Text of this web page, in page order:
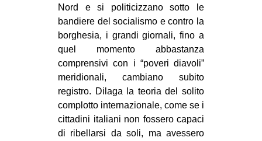
Nord e si politicizzano sotto le
bandiere del socialismo e contro la
borghesia, i grandi giornali, fino a
quel momento abbastanza
comprensivi con i “poveri diavoli”
meridionali, cambiano subito
registro. Dilaga la teoria del solito
complotto internazionale, come se i
cittadini italiani non fossero capaci
di ribellarsi da soli, ma avessero